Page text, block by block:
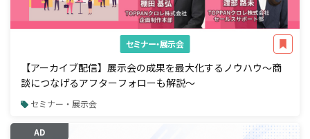
セミナー・展示会
【アーカイブ配信】展示会の成果を最大化するノウハウ～商
談につなげるアフターフォローも解説～
セミナー・展示会
AD